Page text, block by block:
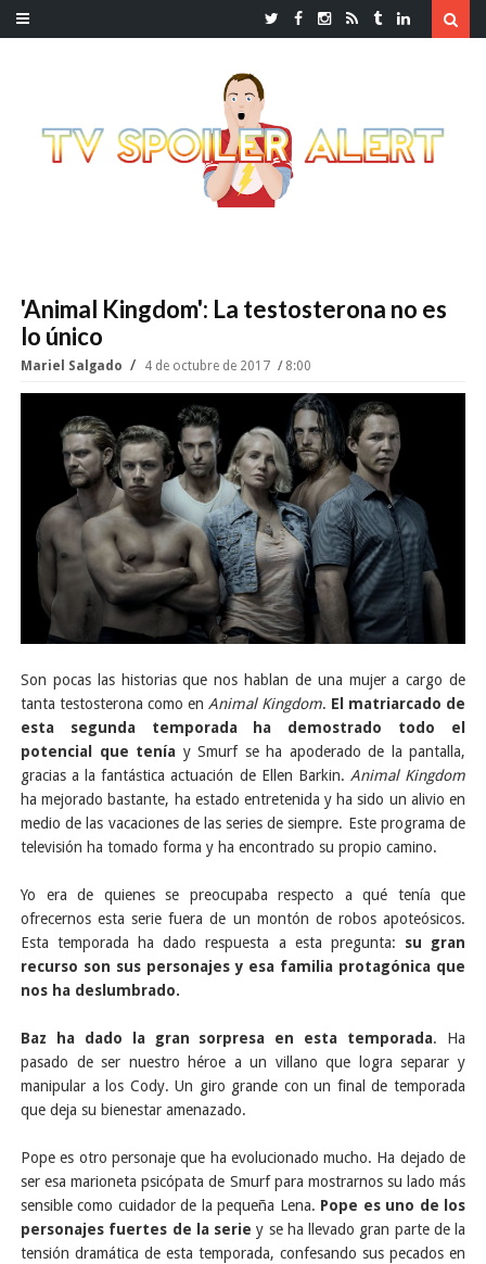
'Animal Kingdom': La testosterona no es
lo único
Mariel Salgado 4 de octubre de 2017 8:00
Son pocas las historias que nos hablan de una mujer a cargo de
tanta testosterona como en Animal Kingdom. El matriarcado de
esta segunda temporada ha demostrado todo el
potencial que tenía y Smurf se ha apoderado de la pantalla,
gracias a la fantástica actuación de Ellen Barkin. Animal Kingdom
ha mejorado bastante, ha estado entretenida y ha sido un alivio en
medio de las vacaciones de las series de siempre. Este programa de
televisión ha tomado forma y ha encontrado su propio camino.
Yo era de quienes se preocupaba respecto a qué tenía que
ofrecernos esta serie fuera de un montón de robos apoteósicos.
Esta temporada ha dado respuesta a esta pregunta: su gran
recurso son sus personajes y esa familia protagónica que
nos ha deslumbrado.
Baz ha dado la gran sorpresa en esta temporada. Ha
pasado de ser nuestro héroe a un villano que logra separar y
manipular a los Cody. Un giro grande con un final de temporada
que deja su bienestar amenazado.
Pope es otro personaje que ha evolucionado mucho. Ha dejado de
ser esa marioneta psicópata de Smurf para mostrarnos su lado más
sensible como cuidador de la pequeña Lena. Pope es uno de los
personajes fuertes de la serie y se ha llevado gran parte de la
tensión dramática de esta temporada, confesando sus pecados en